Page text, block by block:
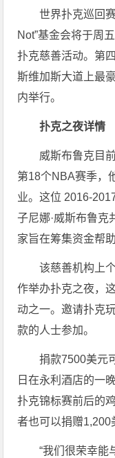
世界扑克巡回
Not”基金会将于周
扑克慈善活动。第
斯维加斯大道上最
内举行。
扑克之夜详情
威斯布鲁克目
第18个NBA赛季，
业。这位 2016-
子尼娜·威斯布鲁克
家旨在筹集资金帮
该慈善机构上
作举办扑克之夜，
动之一。邀请扑克
款的人士参加。
捐款7500美元
日在永利酒店的一
扑克锦标赛前后的
者也可以捐赠1,200
“我们很荣幸能